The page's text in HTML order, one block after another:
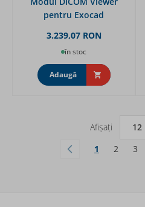
pentru Exocad
3.239,07 RON
în stoc
Adaugă
În acest
1 Pagină
2 3
Afișați